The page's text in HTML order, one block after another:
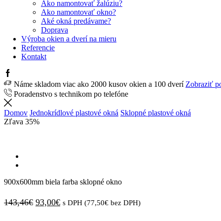
Ako namontovať žalúziu?
Ako namontovať okno?
Aké okná predávame?
Doprava
Výroba okien a dverí na mieru
Referencie
Kontakt
Facebook
Náme skladom viac ako 2000 kusov okien a 100 dverí Zobraziť
Poradenstvo s technikom po telefóne
Domov Jednokrídlové plastové okná Sklopné plastové okná
Zľava 35%
900x600mm biela farba sklopné okno
143,46€ Pôvodná
93,00€Aktuálna
s DPH (77,50€ bez DPH)